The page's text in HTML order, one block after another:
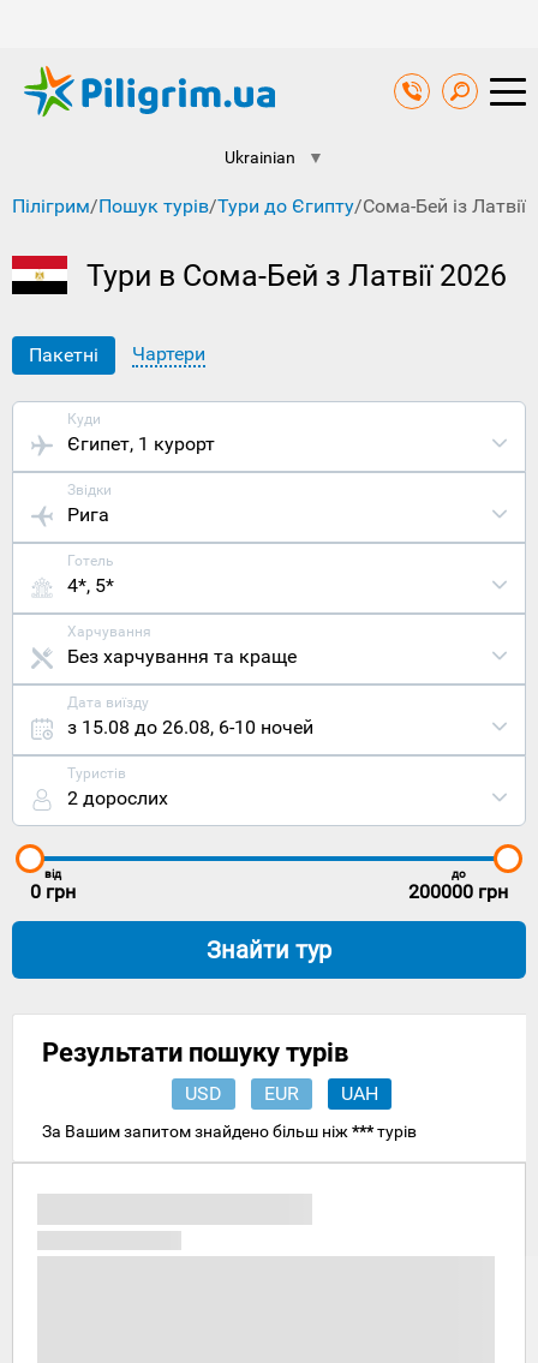
Ukrainian ▼
Пілігрим/Пошук турів/Тури до Єгипту/Сома-Бей із Латвії
Тури в Сома-Бей з Латвії 2026
Пакетні Чартери
Куди
Єгипет, 1 курорт
Звідки
Рига
Готель
4*, 5*
Харчування
Без харчування та краще
Дата виїзду
з 15.08 до 26.08, 6-10 ночей
Туристів
2 дорослих
від
0 грн
до
200000 грн
Знайти тур
Результати пошуку турів
USD EUR UAH
За Вашим запитом знайдено більш ніж ***турів